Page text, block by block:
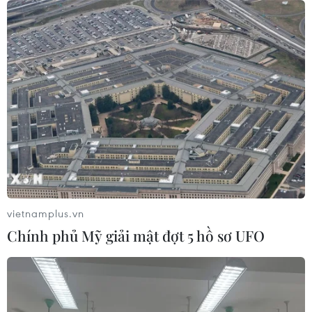
09/08/2026 04:21
Hành trình gần 6 thập kỷ đưa liệt sỹ
trở về
09/08/2026 04:05
Vụ sóng cuốn trôi tại Sơn Trà: Xuyên
đêm tìm kiếm 2 nạn nhân còn lại
09/08/2026 03:36
Đầu tư cho sức khỏe từ phòng bệnh
đến hạ tầng y tế
vietnamplus.vn
Chính phủ Mỹ giải mật đợt 5 hồ sơ UFO